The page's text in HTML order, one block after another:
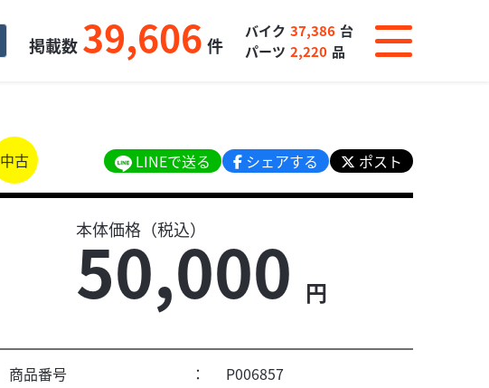
掲載数 39,606 件
バイク 37,386 台
パーツ 2,220 品
中古 LINEで送る シェアする ポスト
本体価格（税込）
50,000 円
商品番号 ： P006857